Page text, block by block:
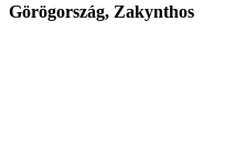
Görögország, Zakynthos